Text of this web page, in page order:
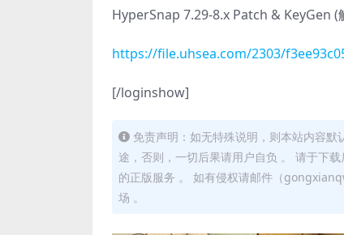
HyperSnap 7.29-8.x Patch & KeyGen
https://file.uhsea.com/2303/
[/loginshow]
免责声明：如无特殊说明，则本站内容
途，否则，一切后果请用户自负 。 请于下
的正版服务 。 如有侵权请邮件（
场 。